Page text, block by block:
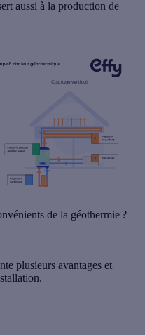
aussi à la production de
de la géothermie ?
plusieurs avantages et